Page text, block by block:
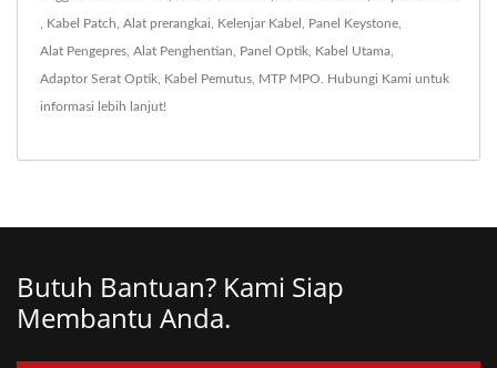
Kabel Patch Alat prerangkai Kelenjar Kabel Panel Keystone
Alat Pengepres Alat Penghentian Panel Optik Kabel Utama
Adaptor Serat Optik Kabel Pemutus MTP MPO Hubungi Kami untuk
informasi lebih lanjut!
Butuh Bantuan? Kami Siap
Membantu Anda.